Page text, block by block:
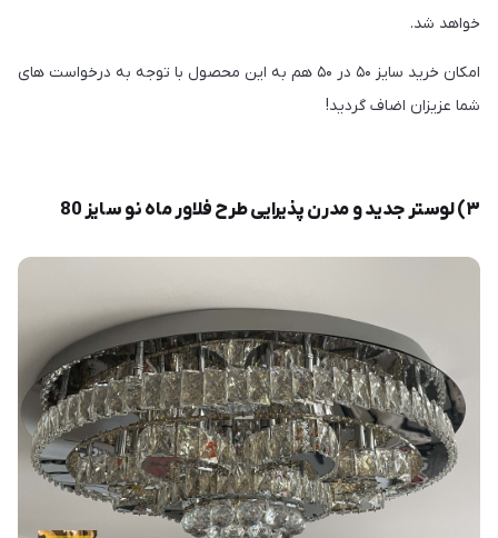
خواهد شد.
امکان خرید سایز ۵۰ در ۵۰ هم به این محصول با توجه به درخواست های
شما عزیزان اضاف گردید!
۳) لوستر جدید و مدرن پذیرایی طرح فلاور ماه نو سایز 80